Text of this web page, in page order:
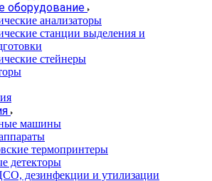
оборудование
анализаторы
станции выделения и
стейнеры
машины
термопринтеры
детекторы